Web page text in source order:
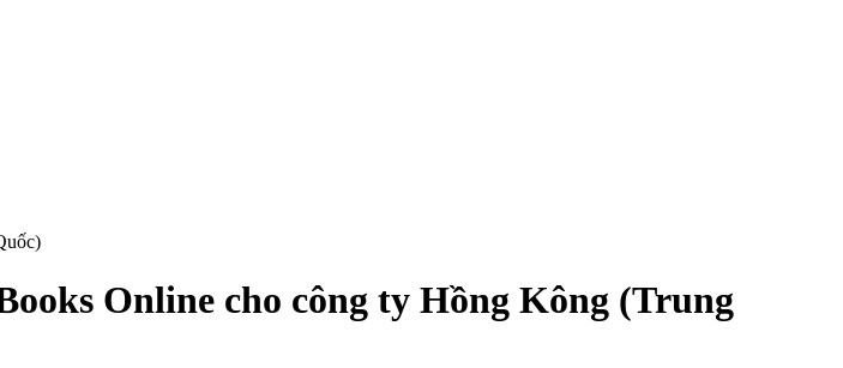
Online cho công ty Hồng Kông (Trung